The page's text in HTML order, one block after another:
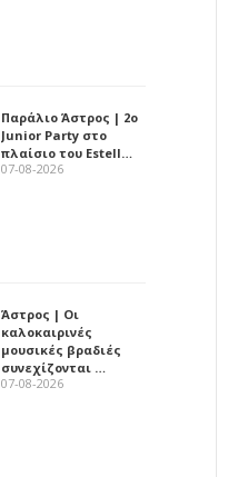
Παράλιο Άστρος | 2ο
Junior Party στο
πλαίσιο του Estell…
07-08-2026
Άστρος | Οι
καλοκαιρινές
μουσικές βραδιές
συνεχίζονται …
07-08-2026